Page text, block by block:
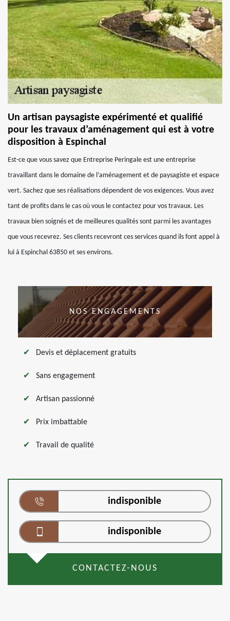
Un artisan paysagiste expérimenté et qualifié
pour les travaux d’aménagement qui est à votre
disposition à Espinchal
Est-ce que vous savez que Entreprise Peringale est une entreprise
travaillant dans le domaine de l’aménagement et de paysagiste et espace
vert. Sachez que ses réalisations dépendent de vos exigences. Vous avez
tant de profits dans le cas où vous le contactez pour vos travaux. Les
travaux bien soignés et de meilleures qualités sont parmi les avantages
que vous recevrez. Ses clients recevront ces services quand ils font appel à
lui à Espinchal 63850 et ses environs.
NOS ENGAGEMENTS
Devis et déplacement gratuits
Sans engagement
Artisan passionné
Prix imbattable
Travail de qualité
indisponible
indisponible
CONTACTEZ-NOUS